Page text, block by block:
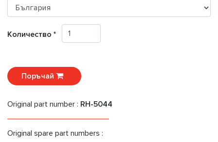
Количество *
Поръчай
Original part number : RH-5044
Original spare part numbers :